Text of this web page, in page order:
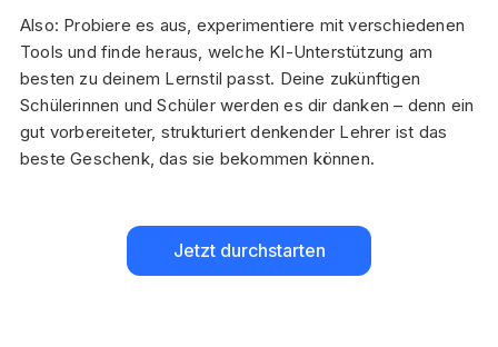
Also: Probiere es aus, experimentiere mit verschiedenen
Tools und finde heraus, welche KI-Unterstützung am
besten zu deinem Lernstil passt. Deine zukünftigen
Schülerinnen und Schüler werden es dir danken – denn ein
gut vorbereiteter, strukturiert denkender Lehrer ist das
beste Geschenk, das sie bekommen können.
Jetzt durchstarten